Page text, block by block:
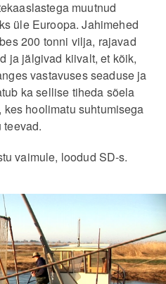
muutnud
üle Euroopa. Jahimehed
200 tonni vilja, rajavad
ja jälgivad kiivalt, et kõik,
vastavuses seaduse ja
ka sellise tiheda sõela
hoolimatu suhtumisega
teevad.
vaimule, loodud SD-s.